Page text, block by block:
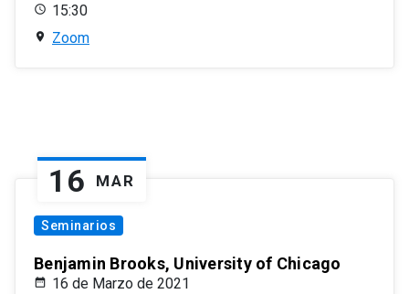
15:30
Zoom
16 MAR
Seminarios
Benjamin Brooks, University of Chicago
16 de Marzo de 2021